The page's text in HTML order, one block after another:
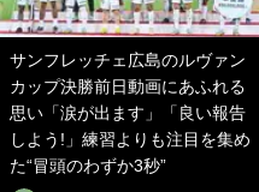
サンフレッチェ広島のルヴァン
カップ決勝前日動画にあふれる
思い「涙が出ます」「良い報告
しよう!」練習よりも注目を集め
た“冒頭のわずか3秒”